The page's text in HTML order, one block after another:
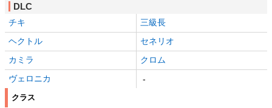
DLC
チキ
三級長
ヘクトル
セネリオ
カミラ
クロム
ヴェロニカ
-
クラス